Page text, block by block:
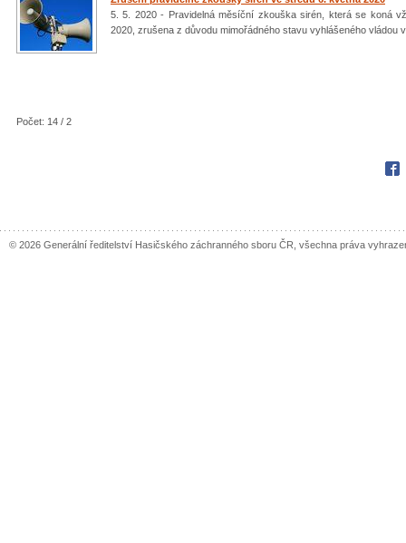
5. 5. 2020 - Pravidelná měsíční zkouška sirén, která se koná
2020, zrušena z důvodu mimořádného stavu vyhlášeného vládou
Počet: 14 / 2
© 2026 Generální ředitelství Hasičského záchranného sboru ČR, všechna práva